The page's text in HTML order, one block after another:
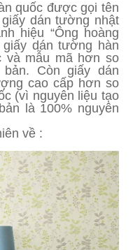
quốc được gọi tên
giấy dán tường nhật
hiệu “Ông hoàng
dán tường hàn
và mẫu mã hơn so
Còn giấy dán
cao cấp hơn so
(vì nguyên liệu tạo
là 100% nguyên
về :